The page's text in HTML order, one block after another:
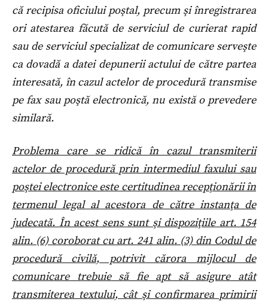
că recipisa oficiului poştal, precum şi înregistrarea
ori atestarea făcută de serviciul de curierat rapid
sau de serviciul specializat de comunicare serveşte
ca dovadă a datei depunerii actului de către partea
interesată, în cazul actelor de procedură transmise
pe fax sau poştă electronică, nu există o prevedere
similară.
Problema care se ridică în cazul transmiterii
actelor de procedură prin intermediul faxului sau
poştei electronice este certitudinea recepţionării în
termenul legal al acestora de către instanţa de
judecată. În acest sens sunt şi dispoziţiile art. 154
alin. (6) coroborat cu art. 241 alin. (3) din Codul de
procedură civilă, potrivit cărora mijlocul de
comunicare trebuie să fie apt să asigure atât
transmiterea textului, cât şi confirmarea primirii